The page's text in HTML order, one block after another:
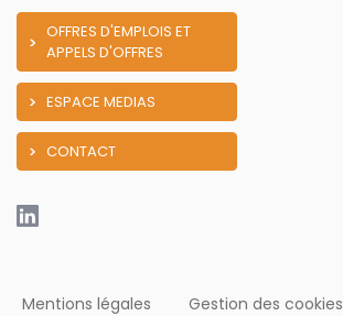
OFFRES D'EMPLOIS ET
APPELS D'OFFRES
ESPACE MEDIAS
CONTACT
Mentions légales Gestion des cookies